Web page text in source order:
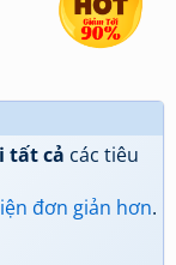
tất cả các tiêu
đơn giản hơn.